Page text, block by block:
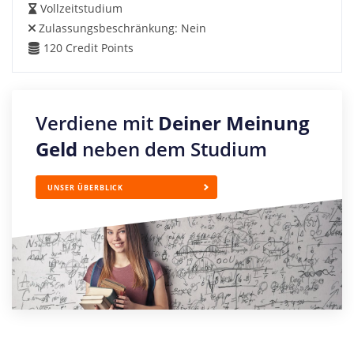
Vollzeitstudium
Zulassungsbeschränkung: Nein
120 Credit Points
Verdiene mit Deiner Meinung
Geld neben dem Studium
UNSER ÜBERBLICK